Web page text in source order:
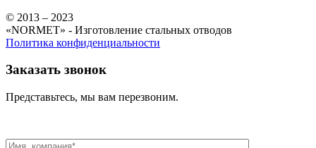
© 2013 – 2023
«NORMET» - Изготовление стальных отводов
Политика конфиденциальности
Заказать звонок
Представьтесь, мы вам перезвоним.